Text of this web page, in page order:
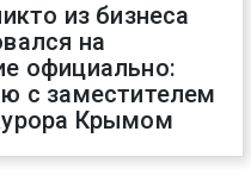
из бизнеса
на
официально:
с заместителем
Крымом